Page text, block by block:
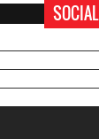
SOCIAL